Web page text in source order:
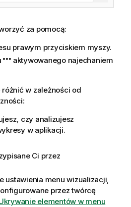
za pomocą:
prawym przyciskiem myszy.
aktywowanego najechaniem
w zależności od
czy analizujesz
w aplikacji.
Ci przez
ustawienia menu wizualizacji,
przez twórcę
elementów w menu